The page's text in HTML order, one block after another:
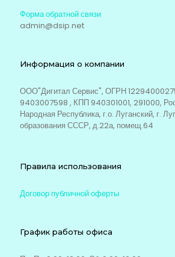
Форма обратной связи
admin@dsip.net
Информация о компании
ООО"Дигитал Сервис", ОГРН
9403007598 , КПП 940301001, 291000,
Народная Республика, г.о. Луганский, г.
образования СССР, д.22а, помещ.64
Правила использования
Договор публичной оферты
График работы офиса